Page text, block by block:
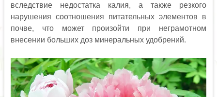
вследствие недостатка калия, а также резкого
нарушения соотношения питательных элементов в
почве, что может произойти при неграмотном
внесении больших доз минеральных удобрений.